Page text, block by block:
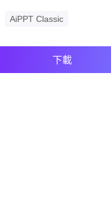
AiPPT Classic
下載